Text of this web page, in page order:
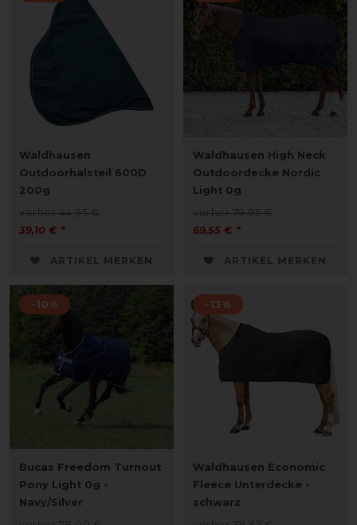
Waldhausen
Outdoorhalsteil 600D
200g
vorher 44,95 €
39,10 € *
ARTIKEL MERKEN
Waldhausen High Neck
Outdoordecke Nordic
Light 0g
vorher 79,95 €
69,55 € *
ARTIKEL MERKEN
-10%
Bucas Freedom Turnout
Pony Light 0g -
Navy/Silver
-13%
Waldhausen Economic
Fleece Unterdecke -
schwarz